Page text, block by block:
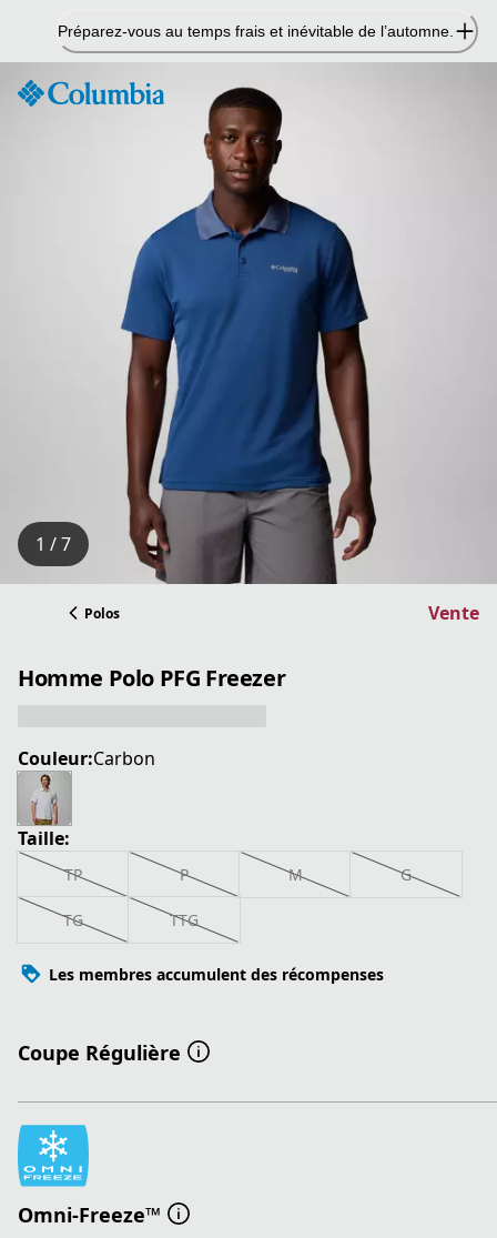
contenu
Préparez-vous au temps frais et inévitable de l’automne.
1 / 7
Polos Vente
Homme Polo PFG Freezer
Couleur:Carbon
Taille:
TP P M G
TG TTG
Les membres accumulent des récompenses
Coupe Régulière
Omni-Freeze™